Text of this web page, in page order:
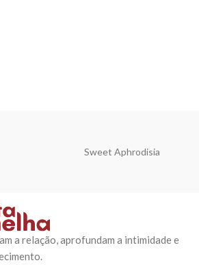
Sweet Aphrodisia
a relação, aprofundam a intimidade e